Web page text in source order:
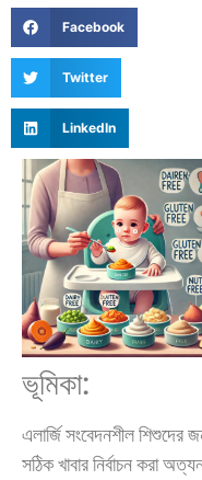
Facebook
Twitter
LinkedIn
ভূমিকা:
এলার্জি সংবেদনশীল শিশুদের
সঠিক খাবার নির্বাচন করা